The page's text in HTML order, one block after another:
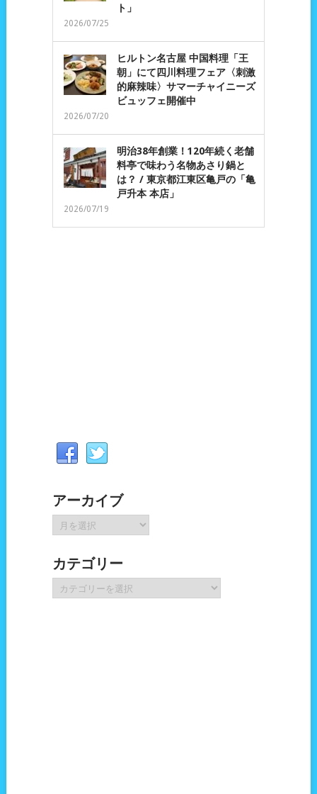
ト」
2026/07/25
ヒルトン名古屋 中国料理「王
朝」にて四川料理フェア〈刺激
的麻辣味〉サマーチャイニーズ
ビュッフェ開催中
2026/07/20
明治38年創業！120年続く老舗
料亭で味わう名物あさり鍋と
は？ / 東京都江東区亀戸の「亀
戸升本 本店」
2026/07/19
アーカイブ
ー
イ
ブ
カテゴリー
テ